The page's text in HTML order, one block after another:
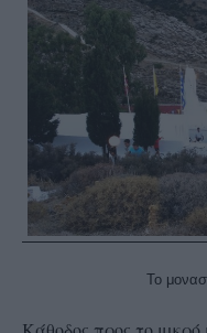
Το